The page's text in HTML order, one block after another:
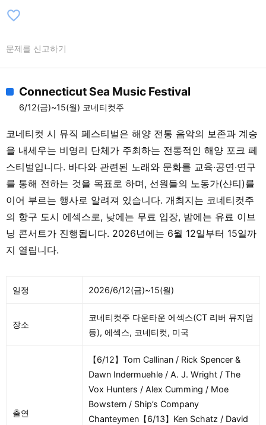
favorite_border
문제를 신고하기
Connecticut Sea Music Festival
6/12(금)~15(월) 코네티컷주
코네티컷 시 뮤직 페스티벌은 해양 전통 음악의 보존과 계승
을 내세우는 비영리 단체가 주최하는 전통적인 해양 포크 페
스티벌입니다. 바다와 관련된 노래와 문화를 교육·공연·연구
를 통해 전하는 것을 목표로 하며, 선원들의 노동가(샨티)를
이어 부르는 행사로 알려져 있습니다. 개최지는 코네티컷주
의 항구 도시 에섹스로, 낮에는 무료 입장, 밤에는 유료 이브
닝 콘서트가 진행됩니다. 2026년에는 6월 12일부터 15일까
지 열립니다.
일정 2026/6/12(금)~15(월)
장소
코네티컷주 다운타운 에섹스(CT 리버 뮤지엄
등), 에섹스, 코네티컷, 미국
출연
【6/12】Tom Callinan / Rick Spencer &
Dawn Indermuehle / A. J. Wright / The
Vox Hunters / Alex Cumming / Moe
Bowstern / Ship’s Company
Chanteymen【6/13】Ken Schatz / David